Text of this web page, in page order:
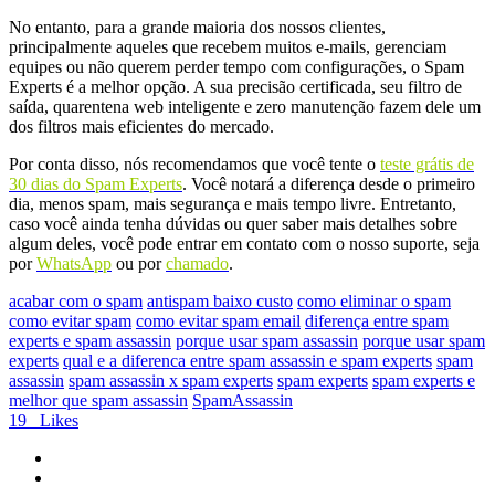
No entanto, para a grande maioria dos nossos clientes,
principalmente aqueles que recebem muitos e-mails, gerenciam
equipes ou não querem perder tempo com configurações, o Spam
Experts é a melhor opção. A sua precisão certificada, seu filtro de
saída, quarentena web inteligente e zero manutenção fazem dele um
dos filtros mais eficientes do mercado.
Por conta disso, nós recomendamos que você tente o teste grátis de
30 dias do Spam Experts. Você notará a diferença desde o primeiro
dia, menos spam, mais segurança e mais tempo livre. Entretanto,
caso você ainda tenha dúvidas ou quer saber mais detalhes sobre
algum deles, você pode entrar em contato com o nosso suporte, seja
porWhatsApp ou porchamado.
acabar com o spam antispam baixo custo como eliminar o spam
como evitar spam como evitar spam email diferença entre spam
experts e spam assassin porque usar spam assassin porque usar spam
experts qual e a diferenca entre spam assassin e spam experts spam
assassin spam assassin x spam experts spam experts spam experts e
melhor que spam assassin SpamAssassin
19
Likes